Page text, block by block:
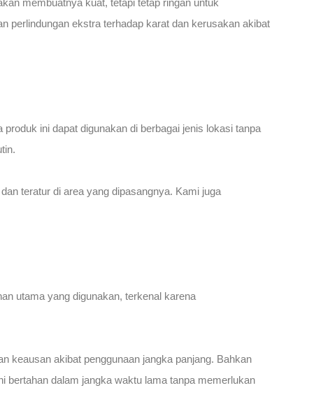
membuatnya kuat, tetapi tetap ringan untuk
perlindungan ekstra terhadap karat dan kerusakan akibat
ini dapat digunakan di berbagai jenis lokasi tanpa
teratur di area yang dipasangnya. Kami juga
utama yang digunakan, terkenal karena
keausan akibat penggunaan jangka panjang. Bahkan
bertahan dalam jangka waktu lama tanpa memerlukan